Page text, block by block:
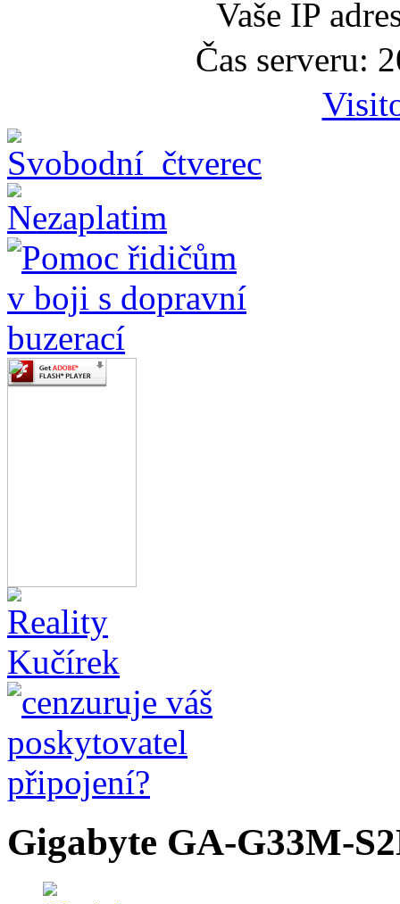
Vaše IP
Čas serveru:
Gigabyte GA-G33M-